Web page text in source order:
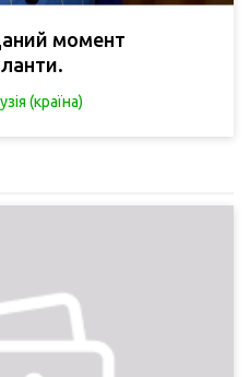
момент
(країна)